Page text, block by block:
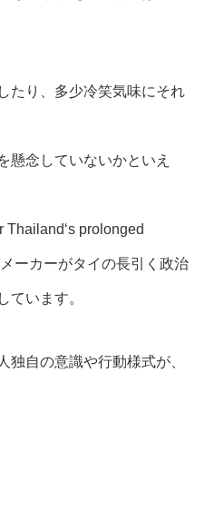
たり、多少冷笑気味にそれ
懸念していないかといえ
Thailand‘s prolonged
ーカーがタイの長引く政治
ています。
自の意識や行動様式が、